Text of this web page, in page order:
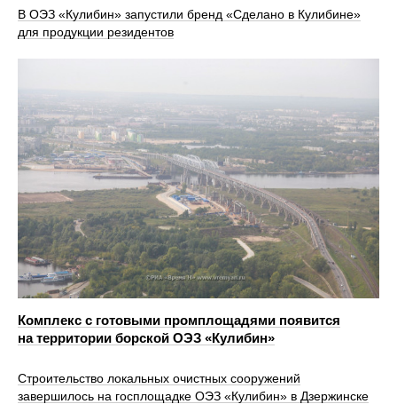
В ОЭЗ «Кулибин» запустили бренд «Сделано в Кулибине»
для продукции резидентов
Комплекс с готовыми промплощадями появится
на территории борской ОЭЗ «Кулибин»
Строительство локальных очистных сооружений
завершилось на госплощадке ОЭЗ «Кулибин» в Дзержинске